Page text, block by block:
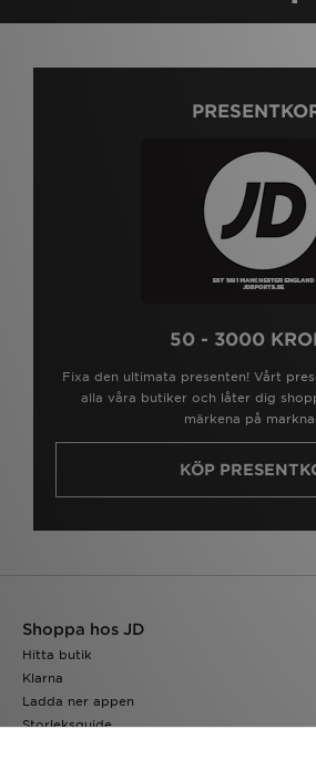
50 - 3000
Fixa den ultimata presenten! Vårt
alla våra butiker och låter dig
märkena på
KÖP
Shoppa hos JD
Hitta butik
Klarna
Ladda ner appen
Storleksguide